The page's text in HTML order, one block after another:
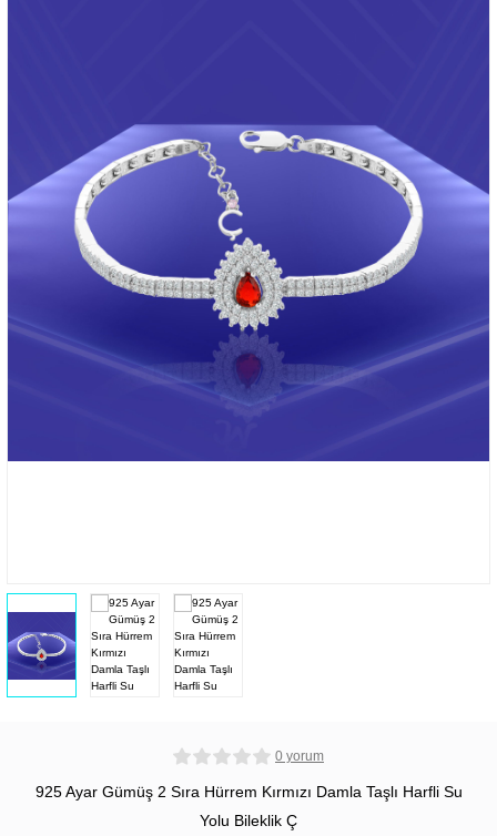
0 yorum
925 Ayar Gümüş 2 Sıra Hürrem Kırmızı Damla Taşlı Harfli Su
Yolu Bileklik Ç